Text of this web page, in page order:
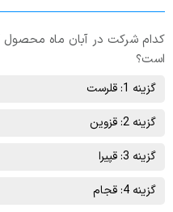
کدام شرکت در آبان ماه محصول
است؟
گزینه 1: قلرست
گزینه 2: قزوین
گزینه 3: قپیرا
گزینه 4: قجام